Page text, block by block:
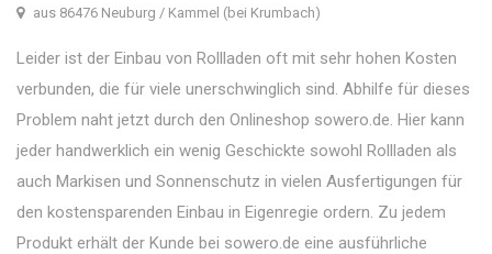
aus 86476 Neuburg / Kammel (bei Krumbach)
Leider ist der Einbau von Rollladen oft mit sehr hohen Kosten
verbunden, die für viele unerschwinglich sind. Abhilfe für dieses
Problem naht jetzt durch den Onlineshop sowero.de. Hier kann
jeder handwerklich ein wenig Geschickte sowohl Rollladen als
auch Markisen und Sonnenschutz in vielen Ausfertigungen für
den kostensparenden Einbau in Eigenregie ordern. Zu jedem
Produkt erhält der Kunde bei sowero.de eine ausführliche